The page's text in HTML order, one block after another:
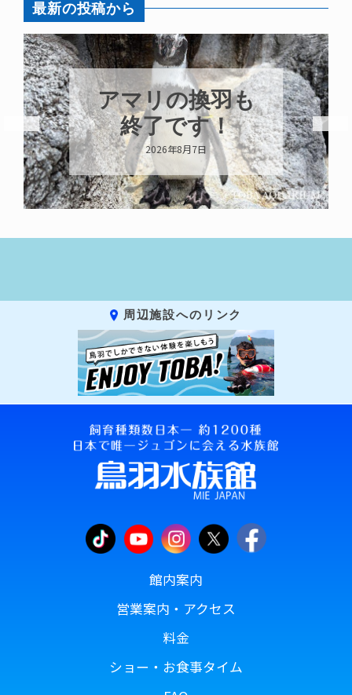
最新の投稿から
アマリの換羽も
終了です！
2026年8月7日
周辺施設へのリンク
館内案内
営業案内・アクセス
料金
ショー・お食事タイム